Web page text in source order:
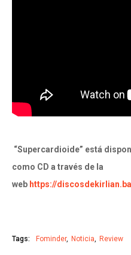
“Supercardioide” está
como CD a través de la
web https://
Tags: Fominder Noticia Review